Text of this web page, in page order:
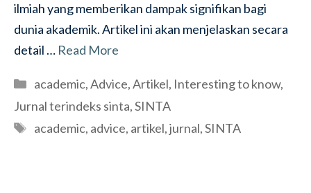
ilmiah yang memberikan dampak signifikan bagi
dunia akademik. Artikel ini akan menjelaskan secara
detail … Read More
Categories
academic,Advice,Artikel, Interesting to know,
Jurnal terindeks sinta,SINTA
Tags
academic, advice, artikel,jurnal,SINTA